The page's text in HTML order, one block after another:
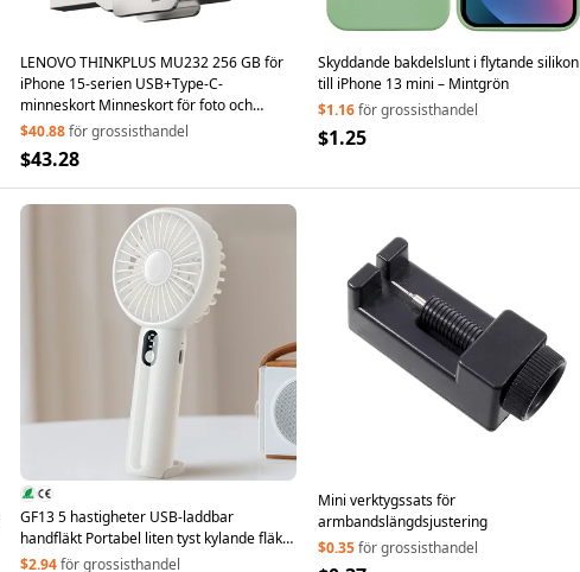
LENOVO THINKPLUS MU232 256 GB för
iPhone 15-serien USB+Type-C-
minneskort Minneskort för foto och
datalagring för MacBook, telefoner,
surfplattor
$40.88för grossisthandel
$43.28
Skyddande bakdelslunt i flytande silikon
till iPhone 13 mini – Mintgrön
$1.16för grossisthandel
$1.25
GF13 5 hastigheter USB-laddbar
handfläkt Portabel liten tyst kylande fläkt
med digital display - Vit
$2.94för grossisthandel
Mini verktygssats för
armbandslängdsjustering
$0.35för grossisthandel